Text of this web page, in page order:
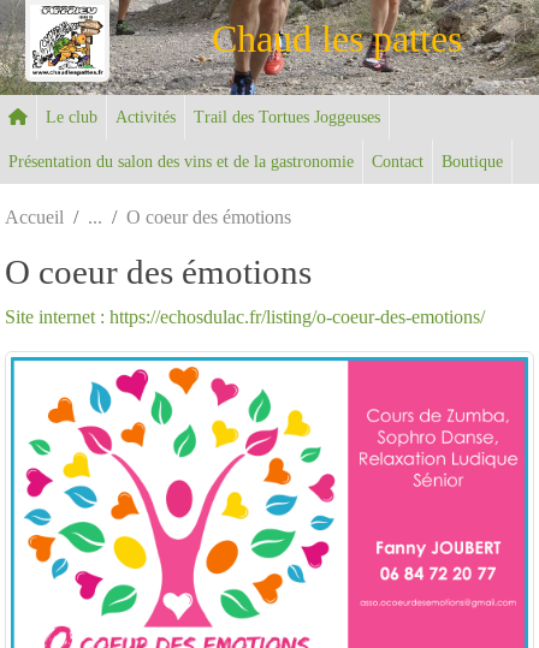
Chaud les pattes
Le club Activités Trail des Tortues Joggeuses
Présentation du salon des vins et de la gastronomie Contact Boutique
Accueil O coeur des émotions
O coeur des émotions
Site internet : https://echosdulac.fr/listing/o-coeur-des-emotions/
Panneau de gestion des cookies